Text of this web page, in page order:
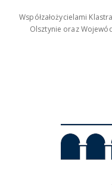
Współzałożycielami
Olsztynie oraz